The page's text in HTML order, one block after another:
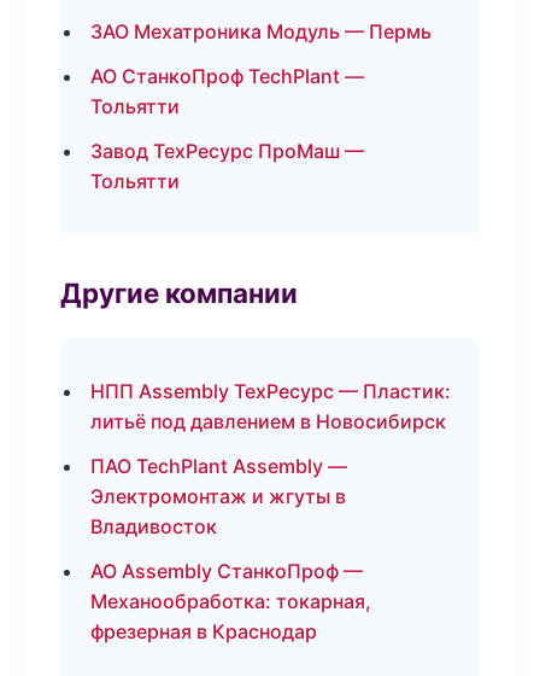
ЗАО Мехатроника Модуль — Пермь
АО СтанкоПроф TechPlant —
Тольятти
Завод ТехРесурс ПроМаш —
Тольятти
Другие компании
НПП Assembly ТехРесурс — Пластик:
литьё под давлением в Новосибирск
ПАО TechPlant Assembly —
Электромонтаж и жгуты в
Владивосток
АО Assembly СтанкоПроф —
Механообработка: токарная,
фрезерная в Краснодар